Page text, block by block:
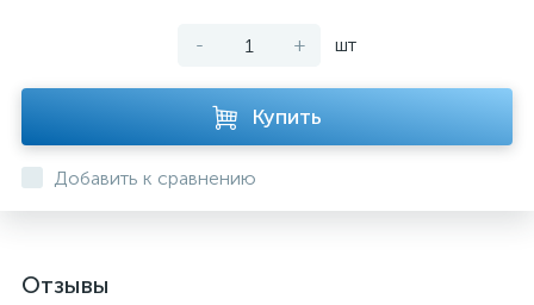
- + шт
Купить
Добавить к сравнению
Отзывы